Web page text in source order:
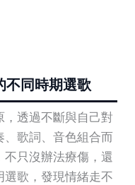
不同時期選歌
透過不斷與自己對
歌詞、音色組合而
只沒辦法療傷，還
歌，發現情緒走不